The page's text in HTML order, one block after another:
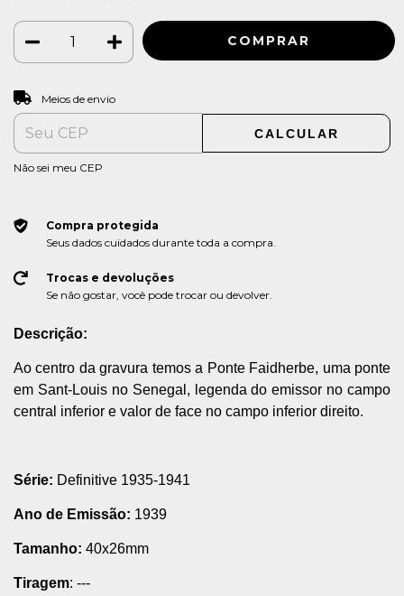
Entregas para o CEP:
Meios de envio
CALCULAR
Não sei meu CEP
Compra protegida
Seus dados cuidados durante toda a compra.
Trocas e devoluções
Se não gostar, você pode trocar ou devolver.
Descrição:
Ao centro da gravura temos a Ponte Faidherbe, uma ponte
em Sant-Louis no Senegal, legenda do emissor no campo
central inferior e valor de face no campo inferior direito.
Série: Definitive 1935-1941
Ano de Emissão: 1939
Tamanho: 40x26mm
Tiragem: ---